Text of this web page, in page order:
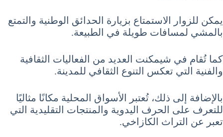
يمكن للزوار الاستمتاع بزيارة الحدائق الوطنية والتمتع
بالمشي لمسافات طويلة في الطبيعة.
كما تُقام في شيمكنت العديد من الفعاليات الثقافية
والفنية التي تعكس التنوع الثقافي للمدينة.
بالإضافة إلى ذلك، تُعتبر الأسواق المحلية مكانًا مثاليًا
للتعرف على الحرف اليدوية والمنتجات التقليدية التي
تعبر عن التراث الكازاخي.